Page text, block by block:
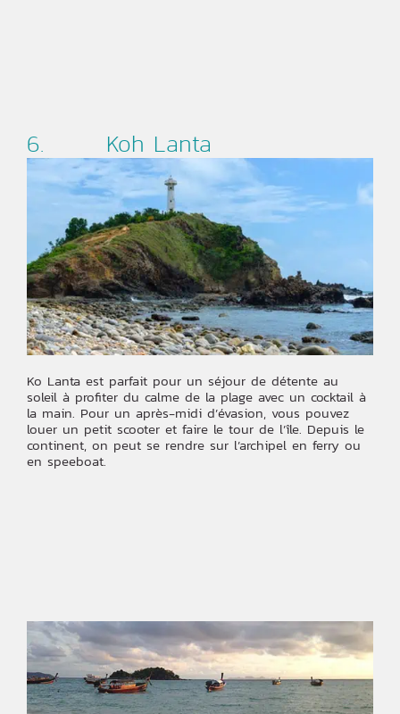
6. Koh Lanta
Ko Lanta est parfait pour un séjour de détente au
soleil à profiter du calme de la plage avec un cocktail à
la main. Pour un après-midi d’évasion, vous pouvez
louer un petit scooter et faire le tour de l’île. Depuis le
continent, on peut se rendre sur l’archipel en ferry ou
en speeboat.